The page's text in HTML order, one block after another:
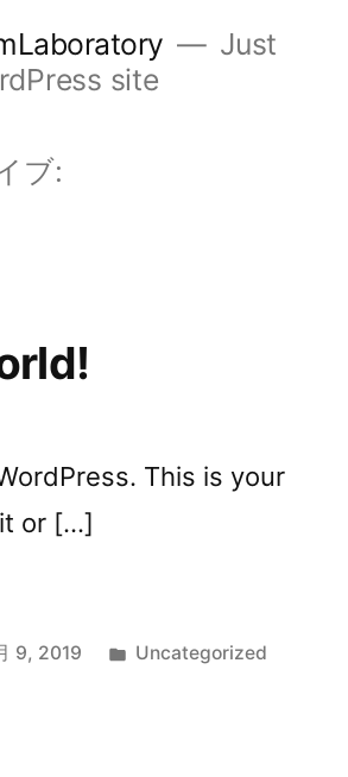
Just
site
ブ:
This is your
or […]
9, 2019
カ
Uncategorized